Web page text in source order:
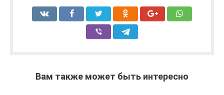
Вам также может быть интересно